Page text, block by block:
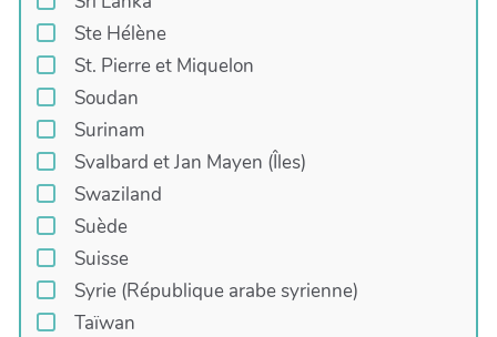
Ste Hélène
St. Pierre et Miquelon
Soudan
Surinam
Svalbard et Jan Mayen (Îles)
Swaziland
Suède
Suisse
Syrie (République arabe syrienne)
Taïwan